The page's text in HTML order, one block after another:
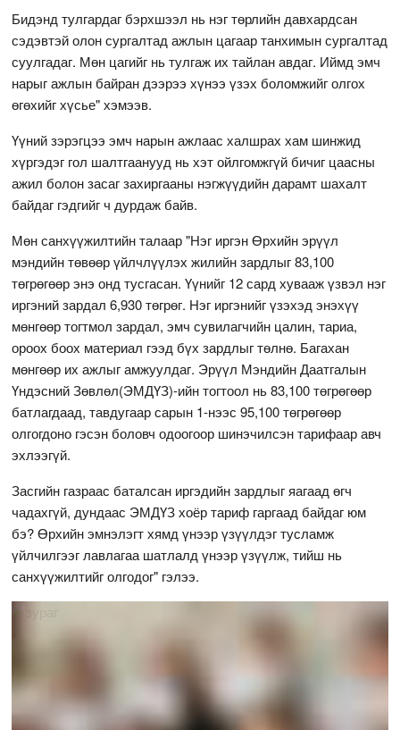
Бидэнд тулгардаг бэрхшээл нь нэг төрлийн давхардсан
сэдэвтэй олон сургалтад ажлын цагаар танхимын сургалтад
суулгадаг. Мөн цагийг нь тулгаж их тайлан авдаг. Иймд эмч
нарыг ажлын байран дээрээ хүнээ үзэх боломжийг олгох
өгөхийг хүсье" хэмээв.
Үүний зэрэгцээ эмч нарын ажлаас халшрах хам шинжид
хүргэдэг гол шалтгаанууд нь хэт ойлгомжгүй бичиг цаасны
ажил болон засаг захиргааны нэгжүүдийн дарамт шахалт
байдаг гэдгийг ч дурдаж байв.
Мөн санхүүжилтийн талаар "Нэг иргэн Өрхийн эрүүл
мэндийн төвөөр үйлчлүүлэх жилийн зардлыг 83,100
төгрөгөөр энэ онд тусгасан. Үүнийг 12 сард хувааж үзвэл нэг
иргэний зардал 6,930 төгрөг. Нэг иргэнийг үзэхэд энэхүү
мөнгөөр тогтмол зардал, эмч сувилагчийн цалин, тариа,
ороох боох материал гээд бүх зардлыг төлнө. Багахан
мөнгөөр их ажлыг амжуулдаг. Эрүүл Мэндийн Даатгалын
Үндэсний Зөвлөл(ЭМДҮЗ)-ийн тогтоол нь 83,100 төгрөгөөр
батлагдаад, тавдугаар сарын 1-нээс 95,100 төгрөгөөр
олгогдоно гэсэн боловч одоогоор шинэчилсэн тарифаар авч
эхлээгүй.
Засгийн газраас баталсан иргэдийн зардлыг яагаад өгч
чадахгүй, дундаас ЭМДҮЗ хоёр тариф гаргаад байдаг юм
бэ? Өрхийн эмнэлэгт хямд үнээр үзүүлдэг тусламж
үйлчилгээг лавлагаа шатлалд үнээр үзүүлж, тийш нь
санхүүжилтийг олгодог" гэлээ.